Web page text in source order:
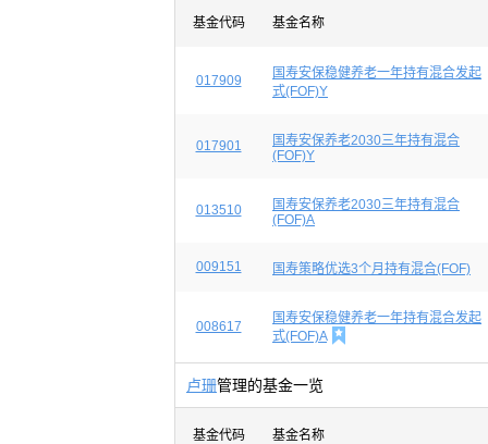
基金代码 基金名称
017909
国寿安保稳健养老一年持有混合发起
式(FOF)Y
017901
国寿安保养老2030三年持有混合
(FOF)Y
013510
国寿安保养老2030三年持有混合
(FOF)A
009151 国寿策略优选3个月持有混合(FOF)
008617
国寿安保稳健养老一年持有混合发起
式(FOF)A 
卢珊管理的基金一览
基金代码 基金名称